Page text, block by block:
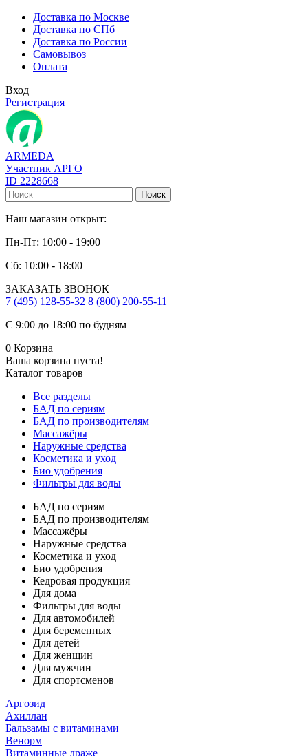
Доставка по Москве
Доставка по СПб
Доставка по России
Самовывоз
Оплата
Вход
Регистрация
ARMEDA
Участник АРГО
ID 2228668
Поиск
Наш магазин открыт:
Пн-Пт: 10:00 - 19:00
Сб: 10:00 - 18:00
ЗАКАЗАТЬ ЗВОНОК
7 (495) 128-55-32 8 (800) 200-55-11
С 9:00 до 18:00 по будням
0 Корзина
Ваша корзина пуста!
Каталог товаров
Все разделы
БАД по сериям
БАД по производителям
Массажёры
Наружные средства
Косметика и уход
Био удобрения
Фильтры для воды
БАД по сериям
БАД по производителям
Массажёры
Наружные средства
Косметика и уход
Био удобрения
Кедровая продукция
Для дома
Фильтры для воды
Для автомобилей
Для беременных
Для детей
Для женщин
Для мужчин
Для спортсменов
Аргозид
Ахиллан
Бальзамы с витаминами
Венорм
Витаминные драже